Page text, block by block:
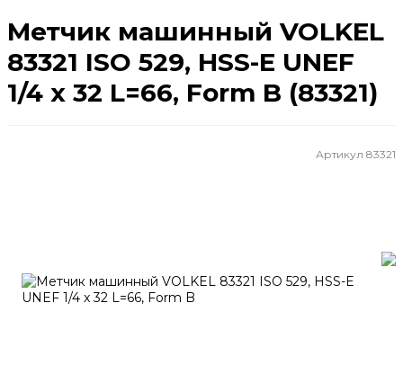
Метчик машинный VOLKEL
83321 ISO 529, HSS-E UNEF
1/4 x 32 L=66, Form B (83321)
Артикул 83321